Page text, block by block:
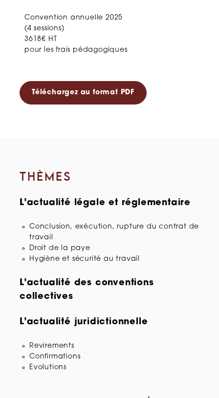
Convention annuelle 2025
(4 sessions)
3618€ HT
pour les frais pédagogiques
Téléchargez au format PDF
THÈMES
L’actualité légale et réglementaire
Conclusion, exécution, rupture du contrat de
travail
Droit de la paye
Hygiène et sécurité au travail
L’actualité des conventions
collectives
L’actualité juridictionnelle
Revirements
Confirmations
Evolutions